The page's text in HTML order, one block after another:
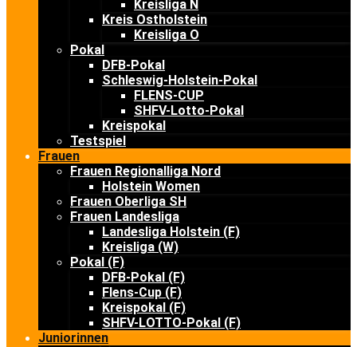
Kreisliga N
Kreis Ostholstein
Kreisliga O
Pokal
DFB-Pokal
Schleswig-Holstein-Pokal
FLENS-CUP
SHFV-Lotto-Pokal
Kreispokal
Testspiel
Frauen
Frauen Regionalliga Nord
Holstein Women
Frauen Oberliga SH
Frauen Landesliga
Landesliga Holstein (F)
Kreisliga (W)
Pokal (F)
DFB-Pokal (F)
Flens-Cup (F)
Kreispokal (F)
SHFV-LOTTO-Pokal (F)
Juniorinnen